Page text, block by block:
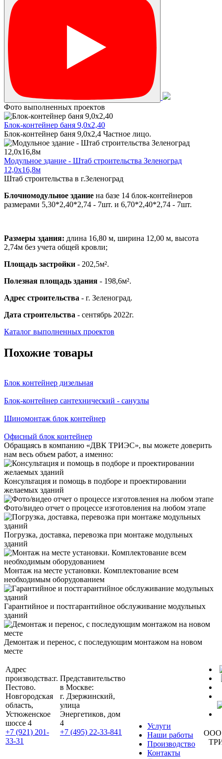
Фото выполненных проектов
Блок-контейнер баня 9,0х2,40
Блок-контейнер баня 9,0х2,4 Частное лицо.
Модульное здание - Штаб строительства Зеленоград
12,0х16,8м
Штаб строительства в г.Зеленоград
Блочномодульное здание на базе 14 блок-контейнеров
размерами 5,30*2,40*2,74 - 7шт. и 6,70*2,40*2,74 - 7шт.
Размеры здания: длина 16,80 м, ширина 12,00 м, высота
2,74м без учета общей кровли;
Площадь застройки - 202,5м².
Полезная площадь здания - 198,6м².
Адрес строительства - г. Зеленоград.
Дата строительства - сентябрь 2022г.
Каталог выполненных проектов
Похожие товары
Блок контейнер дизельная
Блок-контейнер сантехнический - санузлы
Шиномонтаж блок контейнер
Офисный блок контейнер
Обращаясь в компанию «ДВК ТРИЭС», вы можете доверить
нам весь объем работ, а именно:
Консультация и помощь в подборе и проектировании
желаемых зданий
Фото/видео отчет о процессе изготовления на любом этапе
Погрузка, доставка, перевозка при монтаже модульных
зданий
Монтаж на месте установки. Комплектование всем
необходимым оборудованием
Гарантийное и постгарантийное обслуживание модульных
зданий
Демонтаж и перенос, с последующим монтажом на новом
месте
Адрес
производства:г.
Пестово.
Новгородская
область,
Устюженское
шоссе 4
+7 (921) 201-
33-31
Представительство
в Москве:
г. Дзержинский,
улица
Энергетиков, дом
4
+7 (495) 22-33-841
Услуги
Наши работы
Производство
Контакты
ООО